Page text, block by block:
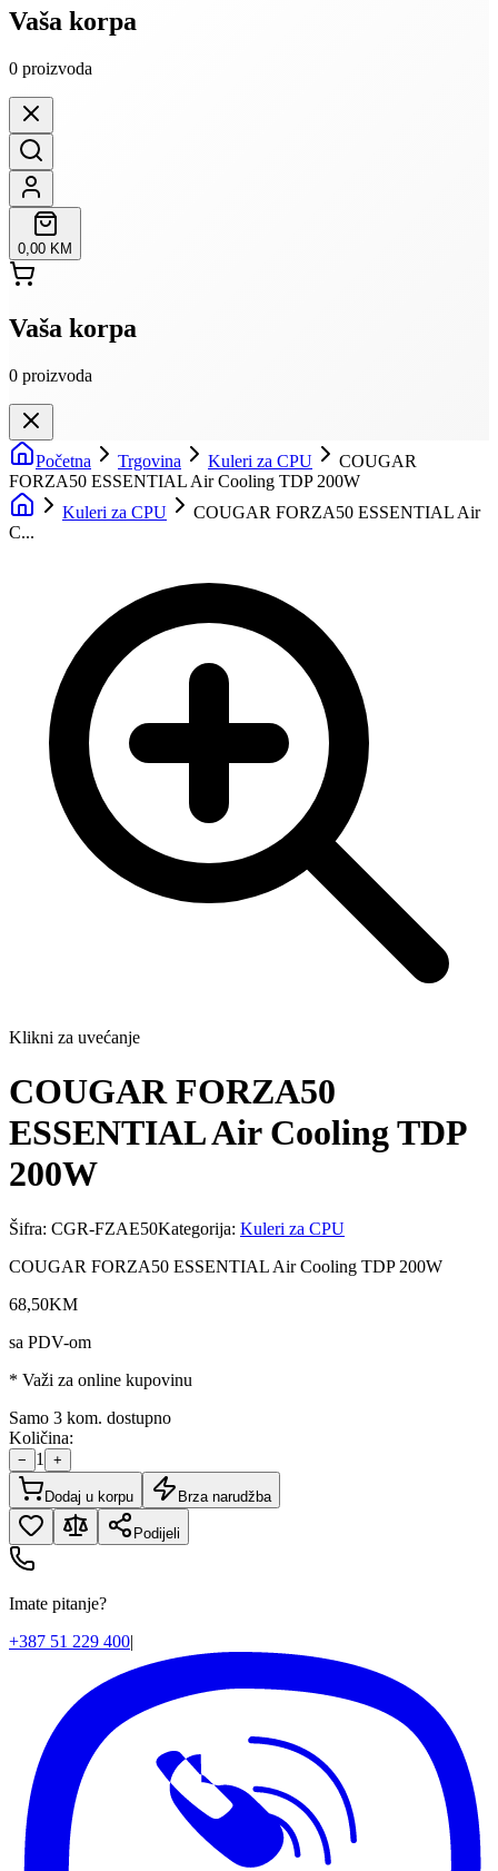
Vaša korpa
0 proizvoda
0,00 KM
Vaša korpa
0 proizvoda
Početna Trgovina Kuleri za CPU
COUGAR
FORZA50 ESSENTIAL Air Cooling TDP 200W
Kuleri za CPU
COUGAR FORZA50 ESSENTIAL Air
C...
Klikni za uvećanje
COUGAR FORZA50
ESSENTIAL Air Cooling TDP
200W
Šifra: CGR-FZAE50Kategorija: Kuleri za CPU
COUGAR FORZA50 ESSENTIAL Air Cooling TDP 200W
68,50KM
sa PDV-om
* Važi za online kupovinu
Samo 3 kom. dostupno
Količina:
− 1 +
Dodaj u korpu Brza narudžba
Podijeli
Imate pitanje?
+387 51 229 400|